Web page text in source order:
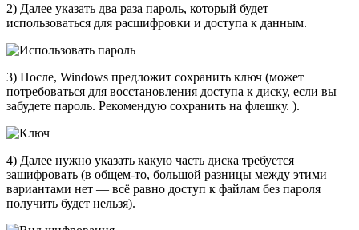
2) Далее указать два раза пароль, который будет
использоваться для расшифровки и доступа к данным.
3) После, Windows предложит сохранить ключ (может
потребоваться для восстановления доступа к диску, если вы
забудете пароль. Рекомендую сохранить на флешку. ).
4) Далее нужно указать какую часть диска требуется
зашифровать (в общем-то, большой разницы между этими
вариантами нет — всё равно доступ к файлам без пароля
получить будет нельзя).